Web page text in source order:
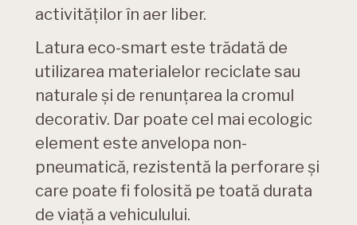
activităților în aer liber.
Latura eco-smart este trădată de
utilizarea materialelor reciclate sau
naturale și de renunțarea la cromul
decorativ. Dar poate cel mai ecologic
element este anvelopa non-
pneumatică, rezistentă la perforare și
care poate fi folosită pe toată durata
de viață a vehiculului.